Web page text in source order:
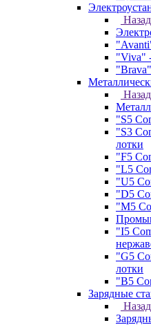
Назад
"Viva"
Назад
"S5
"S3
лотки
"F5
"L5
"U5
"D5
"M5
"I5
"G5
лотки
"B5
Зарядные
Назад